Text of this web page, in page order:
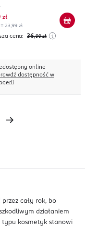
zł
23,99 zł
cena: 36,99 zł
online
dostępność w
cały rok, bo
działaniem
typu kosmetyk stanowi